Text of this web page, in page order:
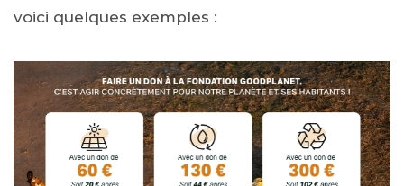
voici quelques exemples :